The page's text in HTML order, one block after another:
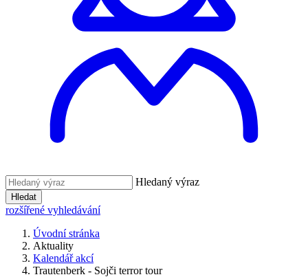
Hledaný výraz
Hledat
rozšířené vyhledávání
Úvodní stránka
Aktuality
Kalendář akcí
Trautenberk - Sojči terror tour